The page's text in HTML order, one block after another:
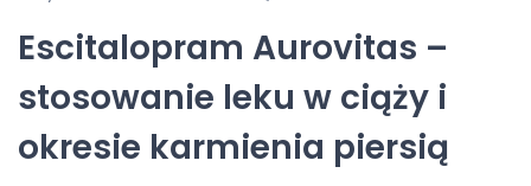
Escitalopram Aurovitas –
stosowanie leku w ciąży i
okresie karmienia piersią